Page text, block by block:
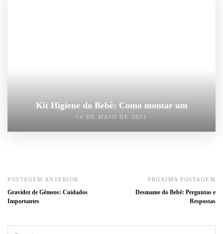
Kit Higiene do Bebê: Como montar um
14 DE MAIO DE 2021
POSTAGEM ANTERIOR
Gravidez de Gêmeos: Cuidados
Importantes
PRÓXIMA POSTAGEM
Desmame do Bebê: Perguntas e
Respostas